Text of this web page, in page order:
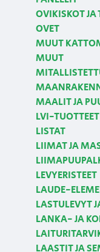
OVIKISKOT JA
OVET
MUUT
MUUT
MAALIT JA
LVI-TUOTTEET
LISTAT
LIIMAT JA
LEVYERISTEET
LAUDE-
LASTULEVYT
LANKA- JA
LAASTIT JA